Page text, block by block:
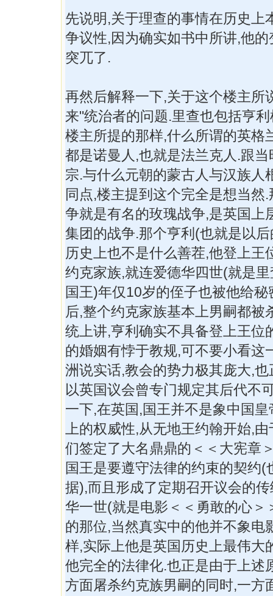
先说明,关于理查的事情在历史上
争议性,因为确实如书中所讲,他
突兀了.
再然后解释一下,关于这个楼主所
来"统治者的问题.里查也包括亨
楼主所提的那样,什么所谓的英格
都是诺曼人,也就是法兰克人.跟
宗.与什么元朝的蒙古人与汉族人
同点,楼主提到这个完全是想当然
争就是有名的玫瑰战争,是英国上
集团的战争.那个亨利(也就是以
历史上也不是什么善茬,他登上王
约克家族,就连爱德华四世(就是
国王)年仅10岁的侄子也被他给
后,整个约克家族基本上男嗣都被
统上讲,亨利确实不具备登上王位
的婚姻有悖于教规,可不要小看这
洲说实话,教会的势力极其庞大,
以英国议会曾专门规定其后代不
一下,在英国,国王并不是象中国
上的权威性,从无地王约翰开始,
们签定了大名鼎鼎的＜＜大宪章
国王是要遵守法律的约束的契约(
据),而且形成了定期召开议会的
华一世(就是电影＜＜勇敢的心＞
的那位,当然真实中的他并不象电
样,实际上他是英国历史上最伟大
他完全的法律化.也正是由于上述
方面屠杀约克族男嗣的同时,一方